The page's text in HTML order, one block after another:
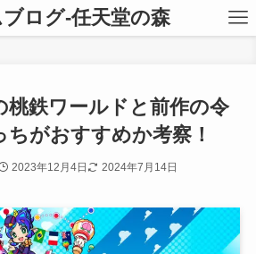
ログ-任天堂の森
桃鉄ワールドと前作の令
ちがおすすめか考察！
2023年12月4日 2024年7月14日